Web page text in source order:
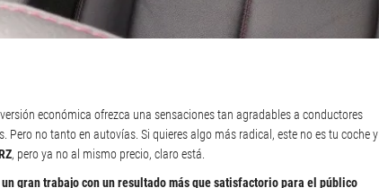
económica ofrezca una sensaciones tan agradables a conductores
no tanto en autovías. Si quieres algo más radical, este no es tu coche y
, pero ya no al mismo precio, claro está.
un gran trabajo con un resultado más que satisfactorio para el público